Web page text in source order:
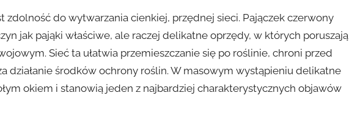
do wytwarzania cienkiej, przędnej sieci. Pajączek czerwony
jak pająki właściwe, ale raczej delikatne oprzędy, w których poruszają
Sieć ta ułatwia przemieszczanie się po roślinie, chroni przed
działanie środków ochrony roślin. W masowym wystąpieniu delikatne
okiem i stanowią jeden z najbardziej charakterystycznych objawów